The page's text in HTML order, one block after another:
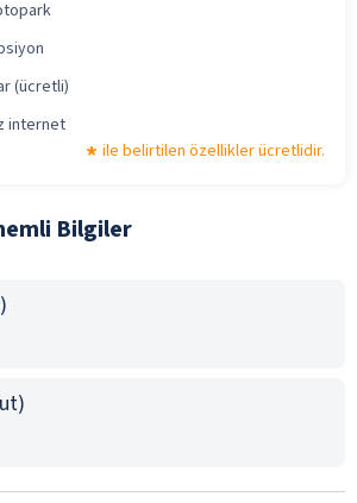
(ücretli)
internet
ile belirtilen özellikler ücretlidir.
Bilgiler